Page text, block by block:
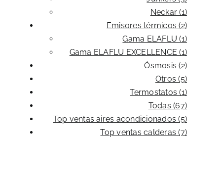
Neckar (1)
Emisores térmicos (2)
Gama ELAFLU (1)
Gama ELAFLU EXCELLENCE (1)
Ósmosis (2)
Otros (5)
Termostatos (1)
Todas (67)
Top ventas aires acondicionados (5)
Top ventas calderas (7)